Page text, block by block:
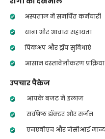
अस्पताल में समर्पित कर्मचारी
यात्रा और आवास सहायता
पिकअप और ड्रॉप सुविधाएं
आसान दस्तावेज़ीकरण प्रक्रिया
उपचार पैकेज
आपके बजट में इलाज
सर्वश्रेष्ठ डॉक्टर और सर्जन
एनएबीएच और जेसीआई